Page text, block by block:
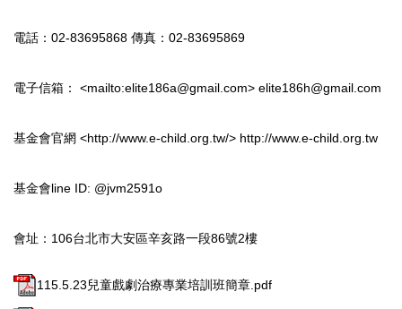
電話：02-83695868 傳真：02-83695869
電子信箱： <mailto:elite186a@gmail.com> elite186h@gmail.com
基金會官網 <http://www.e-child.org.tw/> http://www.e-child.org.tw
基金會line ID: @jvm2591o
會址：106台北市大安區辛亥路一段86號2樓
115.5.23兒童戲劇治療專業培訓班簡章.pdf